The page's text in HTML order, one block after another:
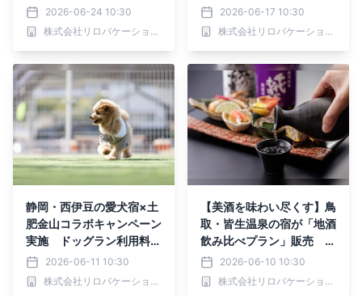
典付プラン販売開始｜202
6年8月31日まで
2026-06-24 10:30
株式会社リロバケーションズ
題付｜2026年6月～
2026-06-17 10:30
株式会社リロバケーションズ
静岡・西伊豆の愛犬宿×土
肥金山コラボキャンペーン
実施 ドッグラン利用料が
半額に｜2026年9月30日
まで
2026-06-11 10:30
株式会社リロバケーションズ
【美酒を味わい尽くす】鳥
取・皆生温泉の宿が「地酒
飲み比べプラン」販売 料
理と地酒のペアリング体験
｜2026年6月より
2026-06-10 10:30
株式会社リロバケーションズ